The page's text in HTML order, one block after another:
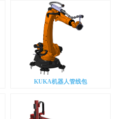
KUKA机器人管线包